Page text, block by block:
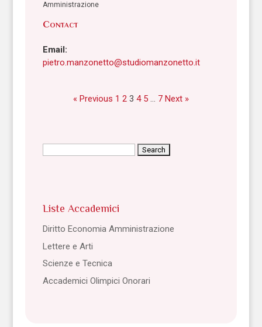
Amministrazione
Contact
Email:
pietro.manzonetto@studiomanzonetto.it
« Previous 1 2 3 4 5 … 7 Next »
Liste Accademici
Diritto Economia Amministrazione
Lettere e Arti
Scienze e Tecnica
Accademici Olimpici Onorari